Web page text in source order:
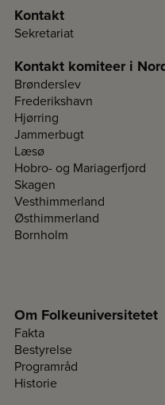
Kontakt
Sekretariat
Kontakt komiteer i
Brønderslev
Frederikshavn
Hjørring
Jammerbugt
Læsø
Hobro- og Mariagerfjord
Skagen
Vesthimmerland
Østhimmerland
Bornholm
Om Folkeuniversitetet
Fakta
Bestyrelse
Programråd
Historie